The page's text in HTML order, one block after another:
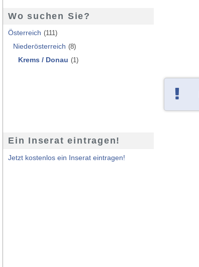
Wo suchen Sie?
Österreich (111)
Niederösterreich (8)
Krems / Donau (1)
Ein Inserat eintragen!
Jetzt kostenlos ein Inserat eintragen!